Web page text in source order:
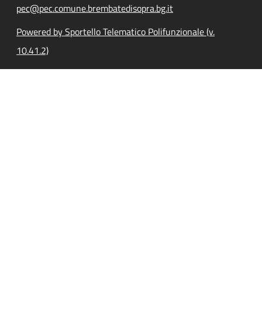
pec@pec.comune.brembatedisopra.bg.it
Powered by Sportello Telematico Polifunzionale (v.
10.41.2)